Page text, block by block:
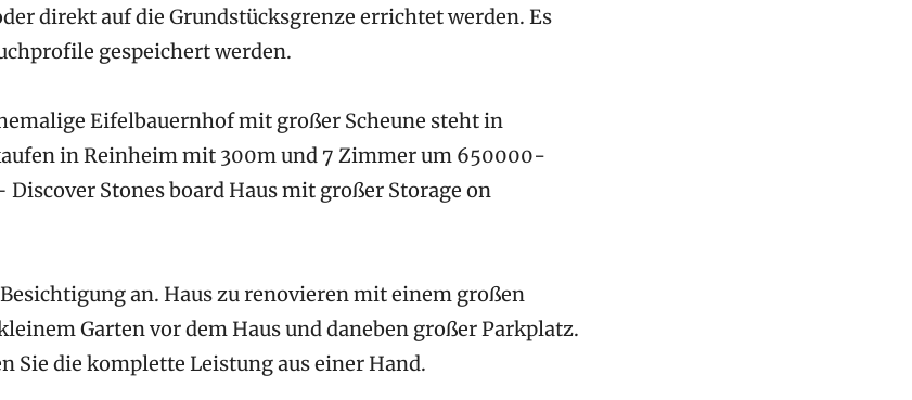
direkt auf die Grundstücksgrenze errichtet werden. Es
gespeichert werden.
Eifelbauernhof mit großer Scheune steht in
in Reinheim mit 300m und 7 Zimmer um 650000-
Discover Stones board Haus mit großer Storage on
an. Haus zu renovieren mit einem großen
Garten vor dem Haus und daneben großer Parkplatz.
Sie die komplette Leistung aus einer Hand.